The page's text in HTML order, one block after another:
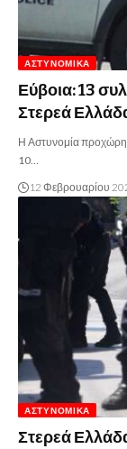
ΑΣΤΥΝΟΜΙΚΆ
Εύβοια: 13
Στερεά
Η Αστυνομία
10…
12 Φεβρουαρίου
ΑΣΤΥΝΟΜΙΚΆ
Στερεά